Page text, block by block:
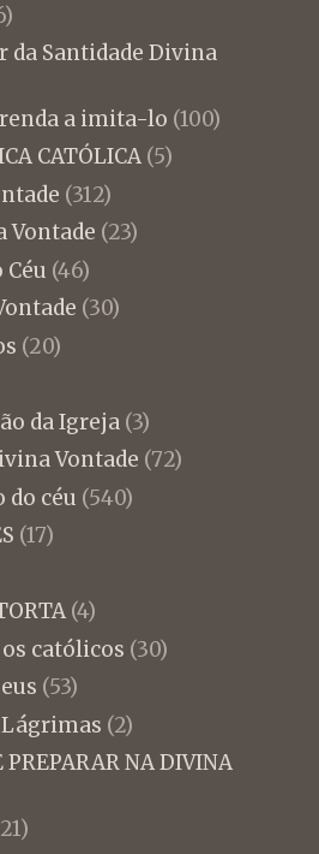
da Santidade Divina
a imita-lo (100)
CATÓLICA(5)
(312)
Vontade (23)
(46)
(30)
(20)
da Igreja(3)
Vontade (72)
do céu (540)
(17)
(4)
católicos (30)
(53)
Lágrimas (2)
PREPARAR NA DIVINA